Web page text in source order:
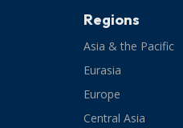
Regions
Asia & the Pacific
Eurasia
Europe
Central Asia